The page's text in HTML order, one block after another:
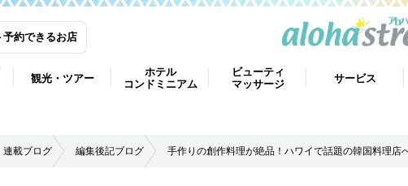
予約できるお店
観光・ツアー
ホテル
コンドミニアム
ビューティ
マッサージ
サービス
連載ブログ 編集後記ブログ 手作りの創作料理が絶品！ハワイで話題の韓国料理店